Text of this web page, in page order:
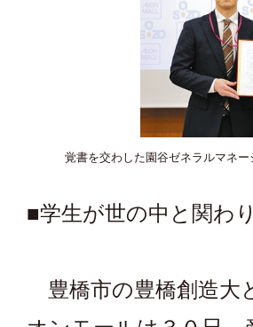
覚書を交わした園谷ゼネラルマネ
■学生が世の中と関わ
豊橋市の豊橋創造大